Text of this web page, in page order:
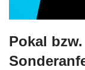
Pokal